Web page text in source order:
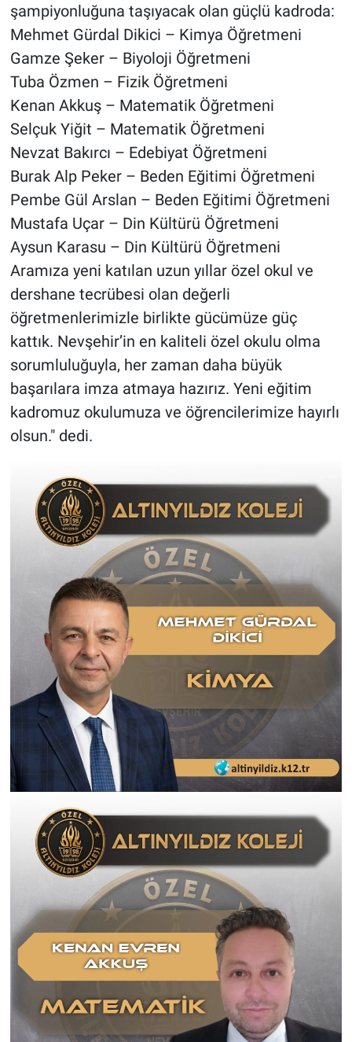
şampiyonluğuna taşıyacak olan güçlü kadroda:
Mehmet Gürdal Dikici – Kimya Öğretmeni
Gamze Şeker – Biyoloji Öğretmeni
Tuba Özmen – Fizik Öğretmeni
Kenan Akkuş – Matematik Öğretmeni
Selçuk Yiğit – Matematik Öğretmeni
Nevzat Bakırcı – Edebiyat Öğretmeni
Burak Alp Peker – Beden Eğitimi Öğretmeni
Pembe Gül Arslan – Beden Eğitimi Öğretmeni
Mustafa Uçar – Din Kültürü Öğretmeni
Aysun Karasu – Din Kültürü Öğretmeni
Aramıza yeni katılan uzun yıllar özel okul ve
dershane tecrübesi olan değerli
öğretmenlerimizle birlikte gücümüze güç
kattık. Nevşehir’in en kaliteli özel okulu olma
sorumluluğuyla, her zaman daha büyük
başarılara imza atmaya hazırız. Yeni eğitim
kadromuz okulumuza ve öğrencilerimize hayırlı
olsun." dedi.